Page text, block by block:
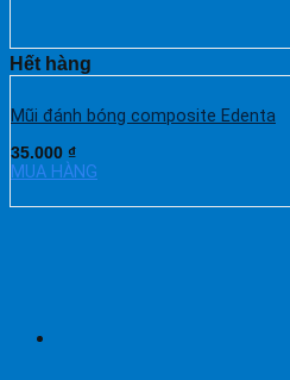
Hết hàng
Mũi đánh bóng composite Edenta
35.000 ₫
MUA HÀNG